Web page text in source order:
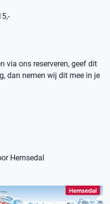
via ons reserveren, geef dit
dan nemen wij dit mee in je
Hemsedal